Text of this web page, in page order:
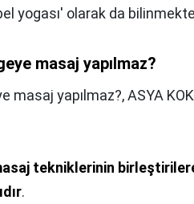
yogası' olarak da
masaj yapılmaz?
masaj yapılmaz?,ASYA
tekniklerinin
.